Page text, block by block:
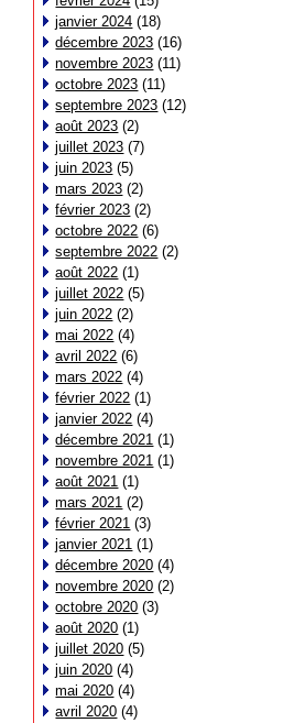
janvier 2024 (18)
décembre 2023 (16)
novembre 2023 (11)
octobre 2023 (11)
septembre 2023 (12)
août 2023 (2)
juillet 2023 (7)
juin 2023 (5)
mars 2023 (2)
février 2023 (2)
octobre 2022 (6)
septembre 2022 (2)
août 2022 (1)
juillet 2022 (5)
juin 2022 (2)
mai 2022 (4)
avril 2022 (6)
mars 2022 (4)
février 2022 (1)
janvier 2022 (4)
décembre 2021 (1)
novembre 2021 (1)
août 2021 (1)
mars 2021 (2)
février 2021 (3)
janvier 2021 (1)
décembre 2020 (4)
novembre 2020 (2)
octobre 2020 (3)
août 2020 (1)
juillet 2020 (5)
juin 2020 (4)
mai 2020 (4)
avril 2020 (4)